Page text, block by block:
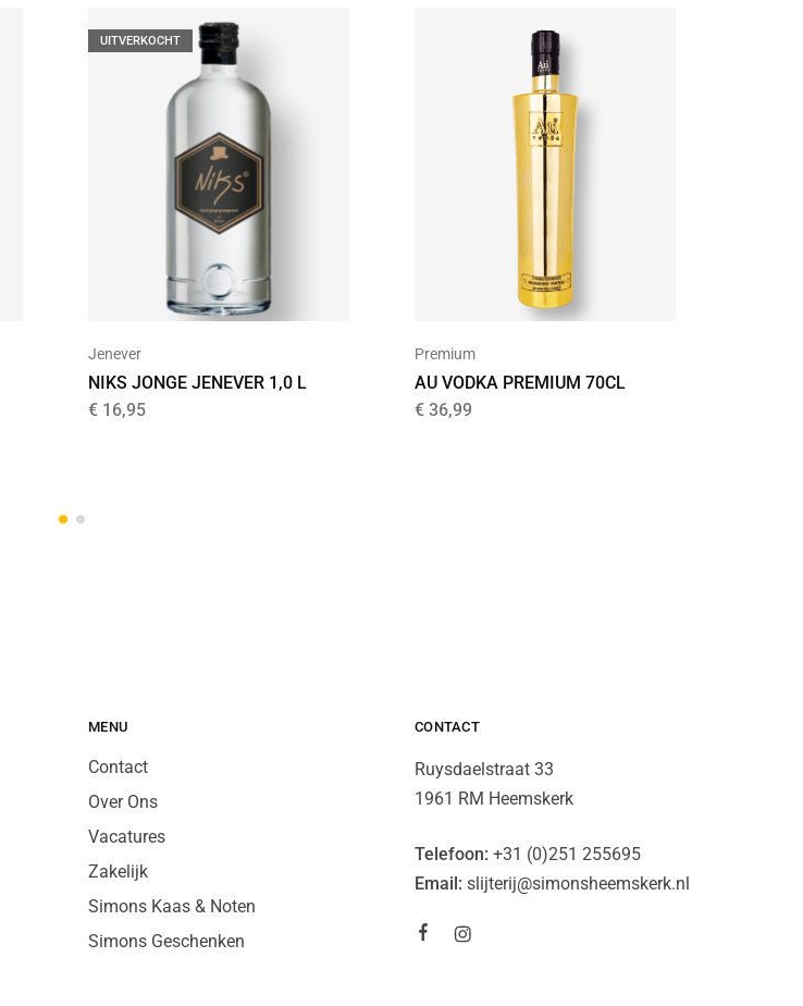
UITVERKOCHT
Jenever
NIKS JONGE JENEVER 1,0 L
€ 16,95
Premium
AU VODKA PREMIUM 70CL
€ 36,99
MENU
Contact
Over Ons
Vacatures
Zakelijk
Simons Kaas & Noten
Simons Geschenken
CONTACT
Ruysdaelstraat 33
1961 RM Heemskerk
Telefoon: +31 (0)251 255695
Email: slijterij@simonsheemskerk.nl